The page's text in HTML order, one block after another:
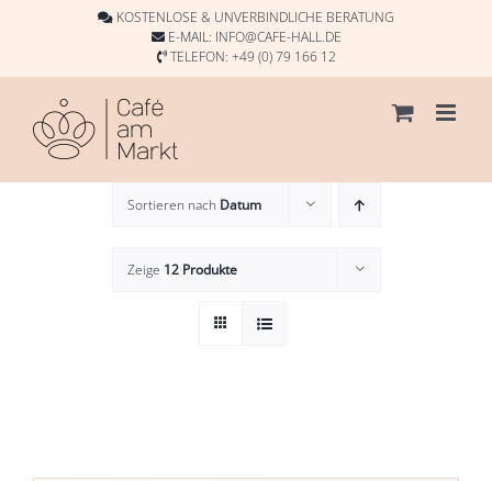
KOSTENLOSE & UNVERBINDLICHE BERATUNG
E-MAIL: INFO@CAFE-HALL.DE
TELEFON: +49 (0) 79 166 12
Sortieren nach Datum
Zeige 12 Produkte